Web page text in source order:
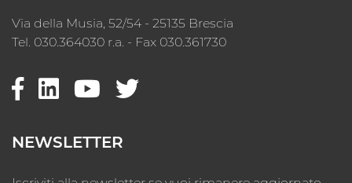
Via della Musia, 52/54 - 25135 Brescia
Tel. 030.364030 r.a. - Fax 030.361730
NEWSLETTER